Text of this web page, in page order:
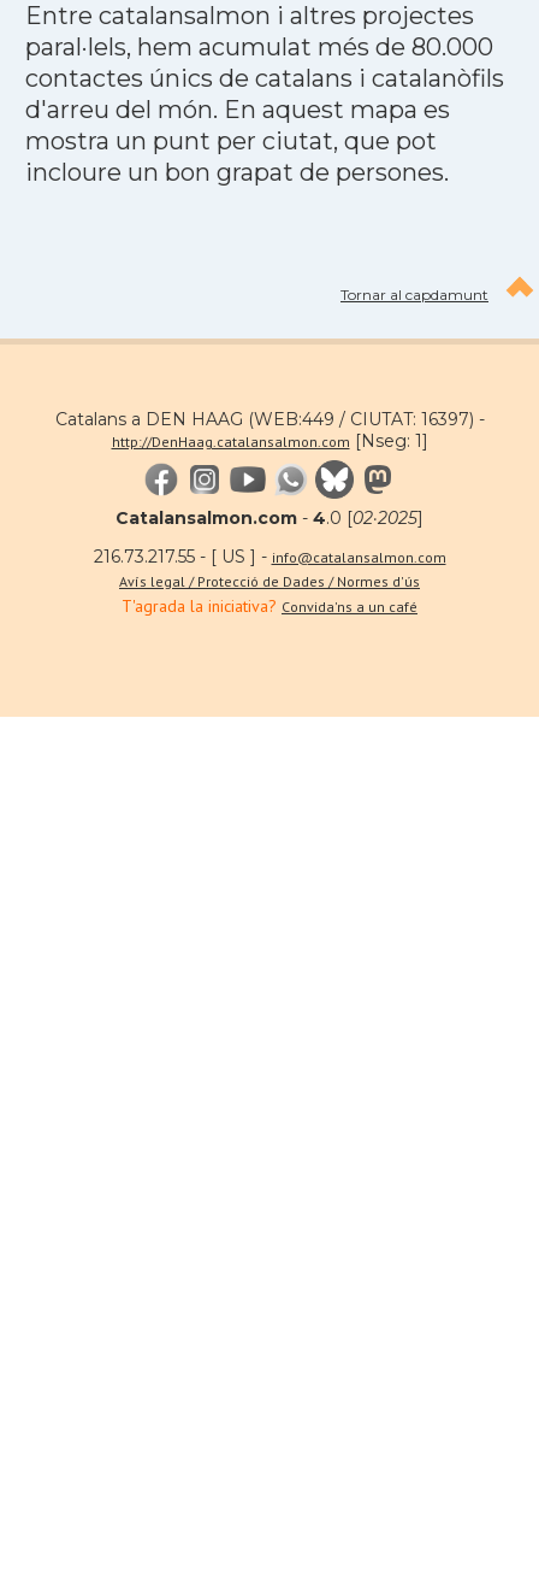
Entre catalansalmon i altres projectes
paral·lels, hem acumulat més de 80.000
contactes únics de catalans i catalanòfils
d'arreu del món. En aquest mapa es
mostra un punt per ciutat, que pot
incloure un bon grapat de persones.
Tornar al capdamunt
Catalans a DEN HAAG (WEB:449 / CIUTAT: 16397) -
http://DenHaag.catalansalmon.com [Nseg: 1]
Catalansalmon.com - 4.0 [02·2025]
216.73.217.55 - [ US ] - info@catalansalmon.com
Avís legal / Protecció de Dades / Normes d'ús
T'agrada la iniciativa? Convida'ns a un café